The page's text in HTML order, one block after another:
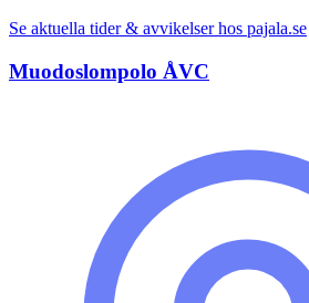
Se aktuella tider & avvikelser hos pajala.se
Muodoslompolo ÅVC